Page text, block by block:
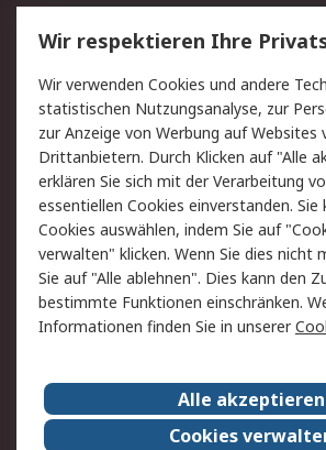
Service
Value Added Services
Rücksendungen
Hilfe
Rechtliches
AGB
Cookie-Richtlinie
Copyright/Impressum
RS
Karriere bei RS
Wir respektieren Ihre
Wir verwenden Cookies und andere
statistischen Nutzungsanalyse, zur
zur Anzeige von Werbung auf Websites
Drittanbietern. Durch Klicken auf "Alle
erklären Sie sich mit der Verarbeitung
essentiellen Cookies einverstanden. Sie
Cookies auswählen, indem Sie auf
verwalten" klicken. Wenn Sie dies nicht
Sie auf "Alle ablehnen". Dies kann den
bestimmte Funktionen einschränken.
Informationen finden Sie in unserer
Alle akzeptieren
Cookies